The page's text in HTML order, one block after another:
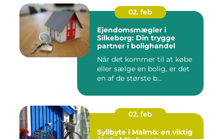
02. feb
Ejendomsmægler i
Silkeborg: Din trygge
partner i bolighandel
Når det kommer til at købe
eller sælge en bolig, er det
en af de største b...
02. feb
Syllbyte i Malmö: en viktig